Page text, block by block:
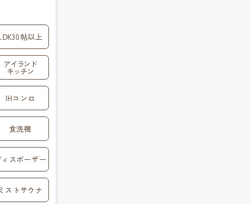
帖以上
アイランド
キッチン
IHコンロ
食洗機
ィスポーザー
ミストサウナ